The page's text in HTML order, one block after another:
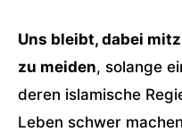
Uns bleibt, dabei
zu meiden, solange
deren islamische
Leben schwer